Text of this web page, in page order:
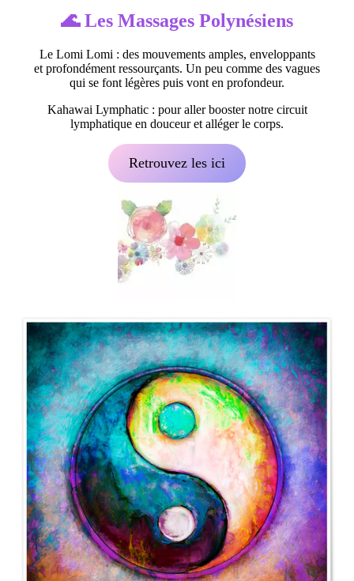
🌊 Les Massages Polynésiens
Le Lomi Lomi : des mouvements amples, enveloppants
et profondément ressourçants. Un peu comme des vagues
qui se font légères puis vont en profondeur.
Kahawai Lymphatic : pour aller booster notre circuit
lymphatique en douceur et alléger le corps.
Retrouvez les ici